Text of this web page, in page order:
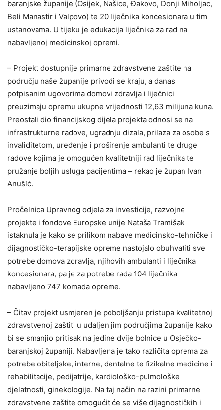
baranjske županije (Osijek, Našice, Đakovo, Donji Miholjac,
Beli Manastir i Valpovo) te 20 liječnika koncesionara u tim
ustanovama. U tijeku je edukacija liječnika za rad na
nabavljenoj medicinskoj opremi.
– Projekt dostupnije primarne zdravstvene zaštite na
području naše županije privodi se kraju, a danas
potpisanim ugovorima domovi zdravlja i liječnici
preuzimaju opremu ukupne vrijednosti 12,63 milijuna kuna.
Preostali dio financijskog dijela projekta odnosi se na
infrastrukturne radove, ugradnju dizala, prilaza za osobe s
invaliditetom, uređenje i proširenje ambulanti te druge
radove kojima je omogućen kvalitetniji rad liječnika te
pružanje boljih usluga pacijentima – rekao je župan Ivan
Anušić.
Pročelnica Upravnog odjela za investicije, razvojne
projekte i fondove Europske unije Nataša Tramišak
istaknula je kako se prilikom nabave medicinsko-tehničke i
dijagnostičko-terapijske opreme nastojalo obuhvatiti sve
potrebe domova zdravlja, njihovih ambulanti i liječnika
koncesionara, pa je za potrebe rada 104 liječnika
nabavljeno 747 komada opreme.
– Čitav projekt usmjeren je poboljšanju pristupa kvalitetnoj
zdravstvenoj zaštiti u udaljenijim područjima županije kako
bi se smanjio pritisak na jedine dvije bolnice u Osječko-
baranjskoj županiji. Nabavljena je tako različita oprema za
potrebe obiteljske, interne, dentalne te fizikalne medicine i
rehabilitacije, pedijatrije, kardiološko-pulmološke
djelatnosti, ginekologije. Na taj način na razini primarne
zdravstvene zaštite omogućit će se više dijagnostičkih i